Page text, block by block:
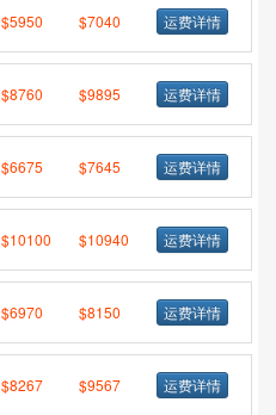
$5950 $7040 运费详情
$8760 $9895 运费详情
$6675 $7645 运费详情
$10100 $10940 运费详情
$6970 $8150 运费详情
$8267 $9567 运费详情